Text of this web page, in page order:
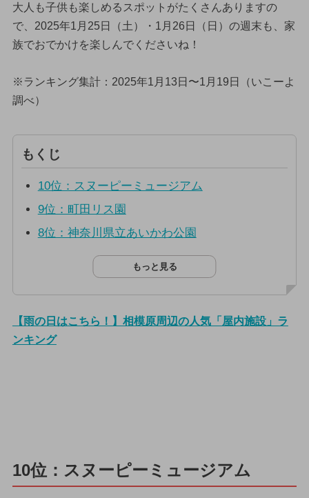
大人も子供も楽しめるスポットがたくさんありますの
で、2025年1月25日（土）・1月26日（日）の週末も、家
族でおでかけを楽しんでくださいね！
※ランキング集計：2025年1月13日〜1月19日（いこーよ
調べ）
もくじ
10位：スヌーピーミュージアム
9位：町田リス園
8位：神奈川県立あいかわ公園
もっと見る
【雨の日はこちら！】相模原周辺の人気「屋内施設」ラ
ンキング
10位：スヌーピーミュージアム